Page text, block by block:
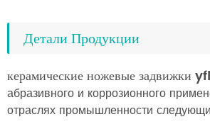
Детали Продукции
керамические ножевые задвижки yfl
абразивного и коррозионного
отраслях промышленности